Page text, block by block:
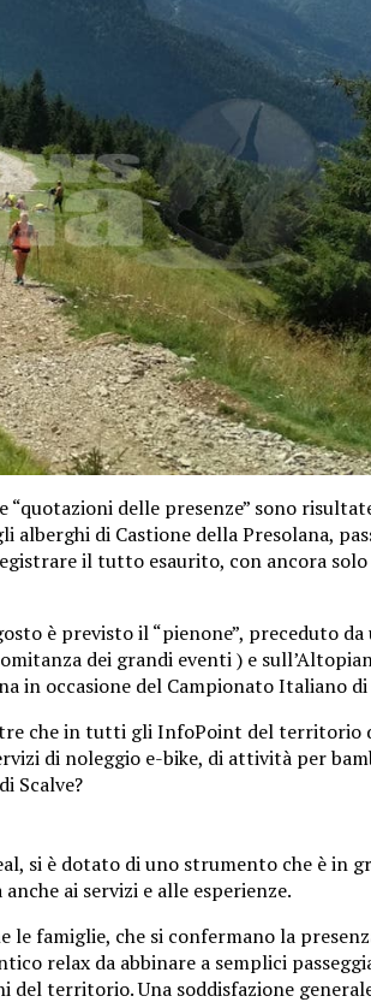
delle presenze” sono
di Castione della Presolana,
il tutto esaurito, con ancora
è previsto il “pienone”, preceduto
dei grandi eventi ) e
in occasione del Campionato Italiano
che in tutti gli InfoPoint del territorio
di noleggio e-bike, di attività per
Scalve?
si è dotato di uno strumento che è in
ai servizi e alle esperienze.
le famiglie, che si confermano la
relax da abbinare a semplici
territorio. Una soddisfazione